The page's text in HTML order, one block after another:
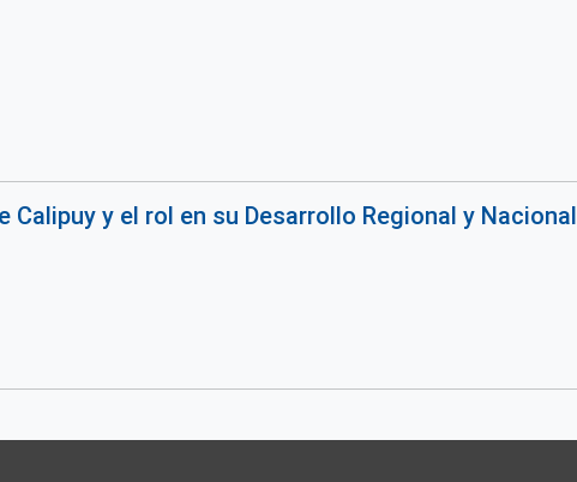
Calipuy y el rol en su Desarrollo Regional y Nacional